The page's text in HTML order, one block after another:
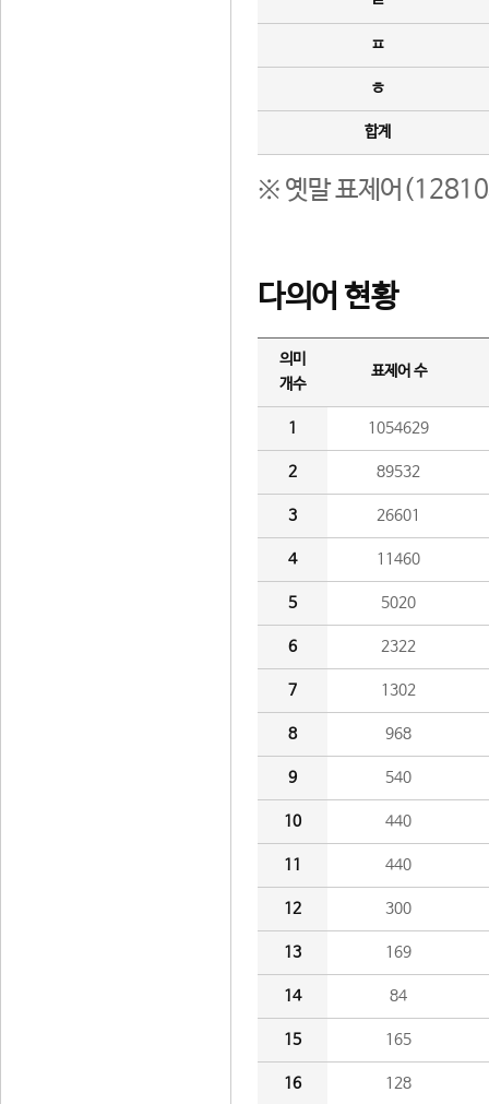
ㅍ
ㅎ
합계
※ 옛말 표제어(12810
다의어 현황
의미
개수
표제어 수
1 1054629
2 89532
3 26601
4 11460
5 5020
6 2322
7 1302
8 968
9 540
10 440
11 440
12 300
13 169
14 84
15 165
16 128